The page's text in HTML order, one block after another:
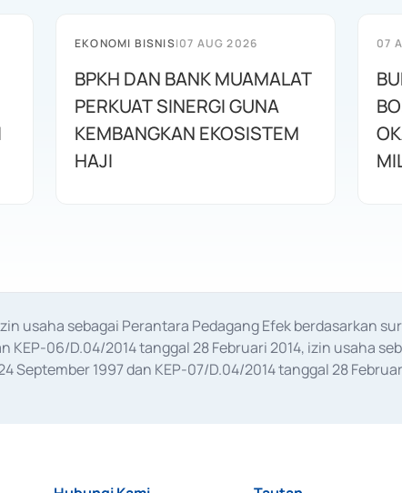
EKONOMI BISNIS|07 AUG 2026
BPKH DAN BANK MUAMALAT
PERKUAT SINERGI GUNA
KEMBANGKAN EKOSISTEM
HAJI
07
usaha sebagai Perantara Pedagang Efek berdasarkan
KEP-06/D.04/2014 tanggal 28 Februari 2014, izin usaha
September 1997 dan KEP-07/D.04/2014 tanggal 28